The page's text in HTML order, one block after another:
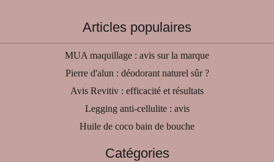
Articles populaires
MUA maquillage : avis sur la marque
Pierre d'alun : déodorant naturel sûr ?
Avis Revitiv : efficacité et résultats
Legging anti-cellulite : avis
Huile de coco bain de bouche
Catégories